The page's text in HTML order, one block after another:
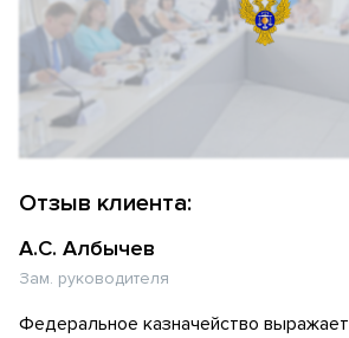
Отзыв клиента:
А.С. Албычев
Зам. руководителя
Федеральное казначейство